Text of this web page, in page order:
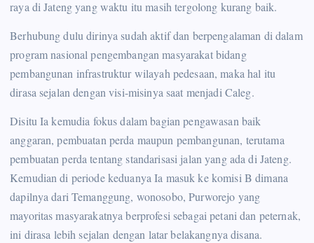
raya di Jateng yang waktu itu masih tergolong kurang baik.
Berhubung dulu dirinya sudah aktif dan berpengalaman di dalam
program nasional pengembangan masyarakat bidang
pembangunan infrastruktur wilayah pedesaan, maka hal itu
dirasa sejalan dengan visi-misinya saat menjadi Caleg.
Disitu Ia kemudia fokus dalam bagian pengawasan baik
anggaran, pembuatan perda maupun pembangunan, terutama
pembuatan perda tentang standarisasi jalan yang ada di Jateng.
Kemudian di periode keduanya Ia masuk ke komisi B dimana
dapilnya dari Temanggung, wonosobo, Purworejo yang
mayoritas masyarakatnya berprofesi sebagai petani dan peternak,
ini dirasa lebih sejalan dengan latar belakangnya disana.